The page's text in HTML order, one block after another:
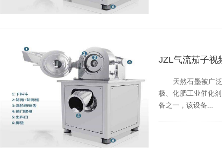
JZL气流茄子视
天然石墨被广泛用
极、化肥工业催化
备之一，该设备...